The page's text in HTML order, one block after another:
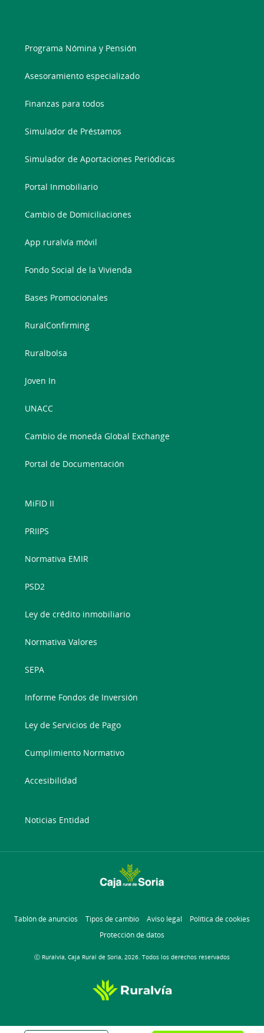
Programa Nómina y Pensión
Asesoramiento especializado
Finanzas para todos
Simulador de Préstamos
Simulador de Aportaciones Periódicas
Portal Inmobiliario
Cambio de Domiciliaciones
App ruralvía móvil
Fondo Social de la Vivienda
Bases Promocionales
RuralConfirming
Ruralbolsa
Joven In
UNACC
Cambio de moneda Global Exchange
Portal de Documentación
MiFID II
PRIIPS
Normativa EMIR
PSD2
Ley de crédito inmobiliario
Normativa Valores
SEPA
Informe Fondos de Inversión
Ley de Servicios de Pago
Cumplimiento Normativo
Accesibilidad
Noticias Entidad
Tablón de anuncios Tipos de cambio Aviso legal
Política de cookies
Protección de datos
Ⓒ Ruralvía, Caja Rural de Soria, 2026. Todos los derechos reservados